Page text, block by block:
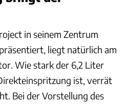
in seinem Zentrum
liegt natürlich am
Wie stark der 6,2 Liter
ist, verrät
Bei der Vorstellung des